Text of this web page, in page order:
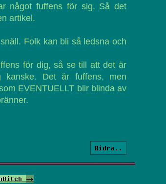
något fuffens för sig. Så det
artikel.
Folk kan bli så ledsna och
för dig, så se till att det är
kanske. Det är fuffens, men
EVENTUELLT blir blinda av
Bidra..
->